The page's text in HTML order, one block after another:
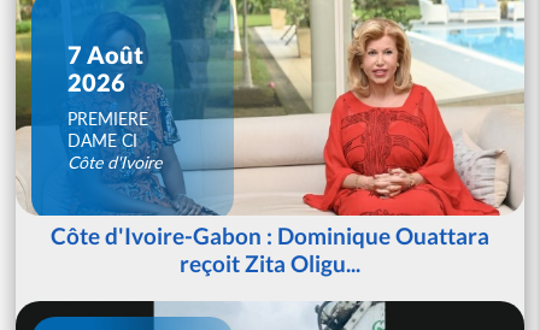
7 Août
2026
PREMIERE
DAME CI
Côte d'Ivoire
Côte d'Ivoire-Gabon : Dominique Ouattara
reçoit Zita Oligu...